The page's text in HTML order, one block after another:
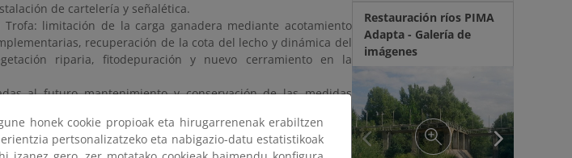
de cartelería y señalética.
limitación de la carga ganadera mediante acotamiento
recuperación de la cota del lecho y dinámica del
riparia, fitodepuración y nuevo cerramiento en la
al futuro mantenimiento y conservación de las medidas
Restauración ríos PIMA
Adapta - Galería de
imágenes
honek cookie propioak eta hirugarrenenak erabiltzen
pertsonalizatzeko eta nabigazio-datu estatistikoak